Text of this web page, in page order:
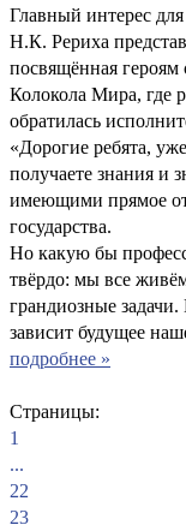
Главный интерес
Н.К. Рериха
посвящённая
Колокола Мира, где
обратилась
«Дорогие ребята,
получаете знания и
имеющими прямое
государства.
Но какую бы
твёрдо: мы все
грандиозные
зависит будущее
подробнее »
Страницы:
1
...
22
23